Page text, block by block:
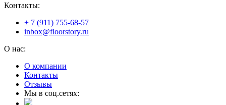
Контакты:
+ 7 (911) 755-68-57
inbox@floorstory.ru
О нас:
О компании
Контакты
Отзывы
Мы в соц.сетях: